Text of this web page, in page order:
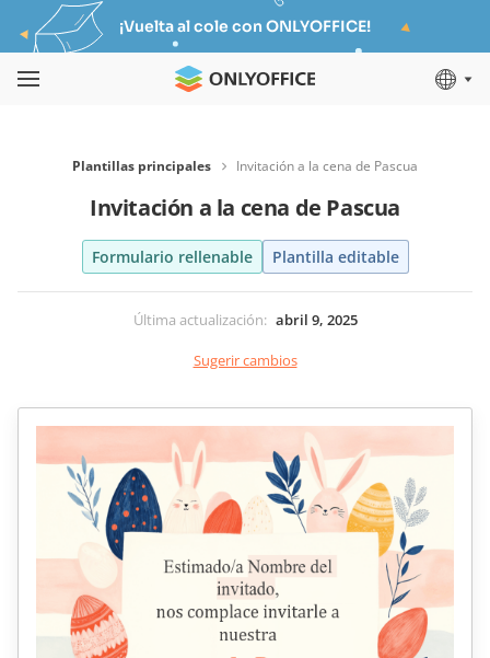
¡Vuelta al cole con ONLYOFFICE!
Plantillas principales Invitación a la cena de Pascua
Invitación a la cena de Pascua
Formulario rellenable Plantilla editable
Última actualización: abril 9, 2025
Sugerir cambios